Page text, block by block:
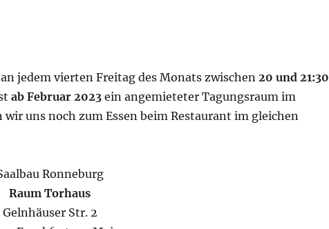
jedem vierten Freitag des Monats zwischen 20 und 21:30
ab Februar 2023 ein angemieteter Tagungsraum im
uns noch zum Essen beim Restaurant im gleichen
Ronneburg
Raum Torhaus
Gelnhäuser Str. 2